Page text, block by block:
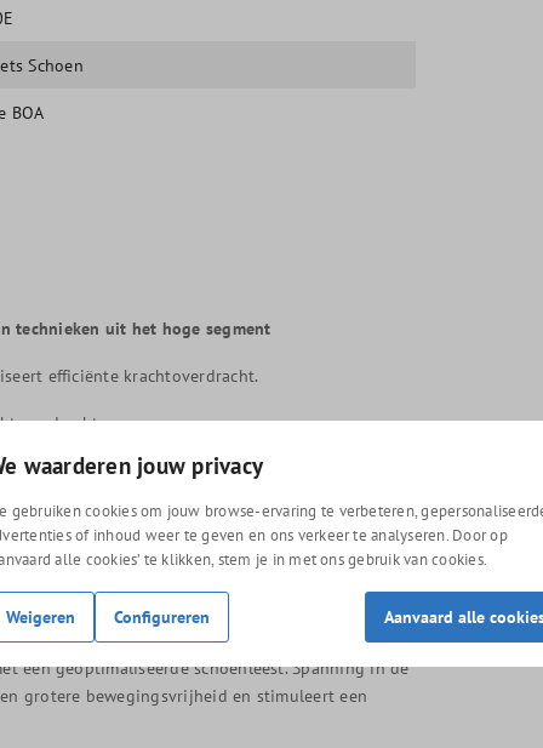
Schoen
BOA
technieken uit het hoge segment
efficiënte krachtoverdracht.
voor een superieure pasvorm en ademend
die als gegoten zit.
een slanker profiel en een snelle, precieze
een geoptimaliseerde schoenleest. Spanning in de
grotere bewegingsvrijheid en stimuleert een
waarderen jouw privacy
gebruiken cookies om jouw browse-ervaring te verbeteren,
of inhoud weer te geven en ons verkeer te analyseren. Door op
alle cookies’ te klikken, stem je in met ons gebruik van cookies.
Weigeren Configureren Aanvaard alle